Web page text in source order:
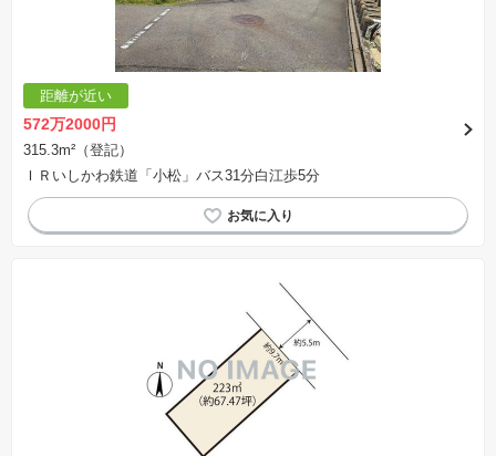
距離が近い
572万2000円
315.3m²（登記）
ＩＲいしかわ鉄道「小松」バス31分白江歩5分